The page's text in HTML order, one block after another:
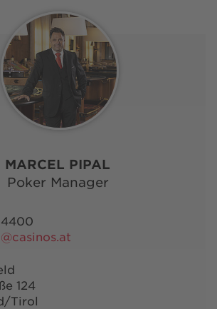
MARCEL PIPAL
Poker Manager
124
Tirol